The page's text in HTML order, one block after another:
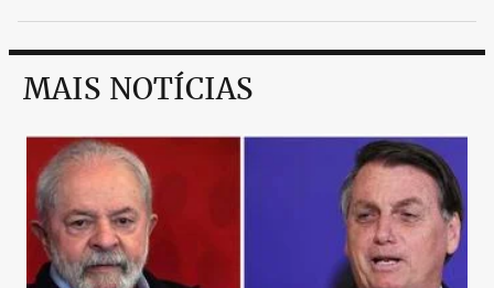
MAIS NOTÍCIAS